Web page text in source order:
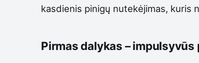
kasdienis pinigų nutekėjimas, kuris
Pirmas dalykas –